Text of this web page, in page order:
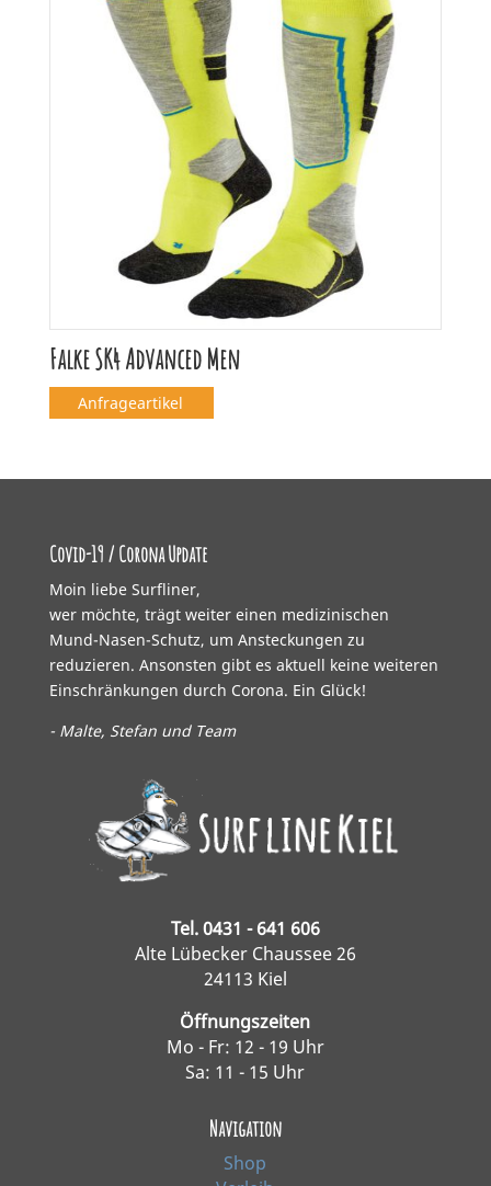
Falke SK4 Advanced Men
Anfrageartikel
Covid-19 / Corona Update
Moin liebe Surfliner,
wer möchte, trägt weiter einen medizinischen
Mund-Nasen-Schutz, um Ansteckungen zu
reduzieren. Ansonsten gibt es aktuell keine weiteren
Einschränkungen durch Corona. Ein Glück!
- Malte, Stefan und Team
Tel. 0431 - 641 606
Alte Lübecker Chaussee 26
24113 Kiel
Öffnungszeiten
Mo - Fr: 12 - 19 Uhr
Sa: 11 - 15 Uhr
Navigation
Shop